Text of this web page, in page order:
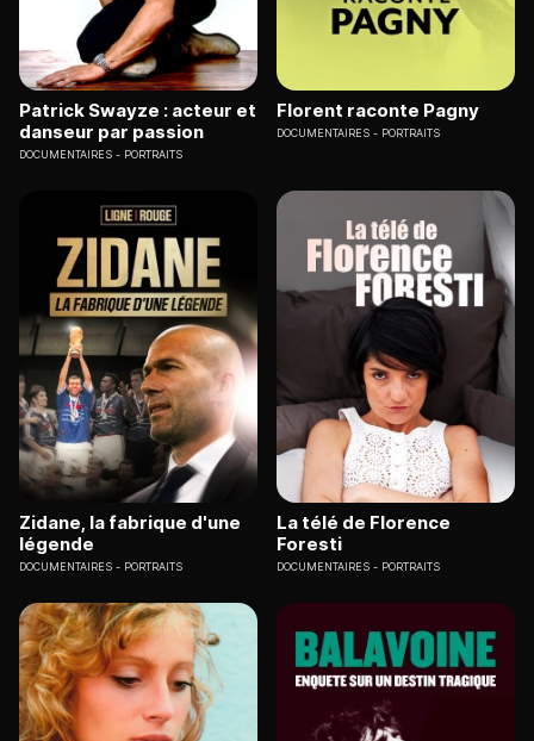
Patrick Swayze : acteur et
danseur par passion
DOCUMENTAIRES PORTRAITS
Florent raconte Pagny
DOCUMENTAIRES PORTRAITS
Zidane, la fabrique d'une
légende
DOCUMENTAIRES PORTRAITS
La télé de Florence
Foresti
DOCUMENTAIRES PORTRAITS